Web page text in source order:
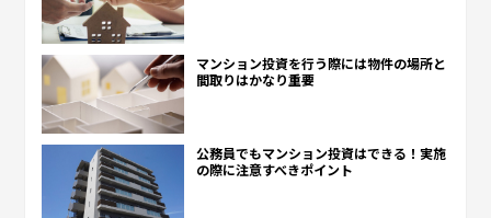
マンション投資を行う際には物件の場所と
間取りはかなり重要
公務員でもマンション投資はできる！実施
の際に注意すべきポイント